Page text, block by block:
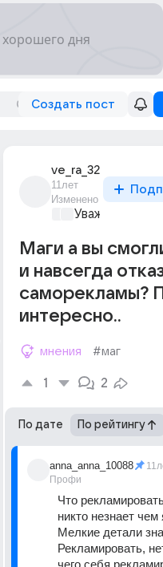
Создать пост
ve_ra_32
11лет
Изменено
Уважаемый
Маги а вы
и навсегда
саморекламы?
интересно..
мнения #маг
1 2
По дате По рейтингу
anna_anna_10088
Профи
Что
никто незнает
Мелкие детали
Рекламировать,
чего себя